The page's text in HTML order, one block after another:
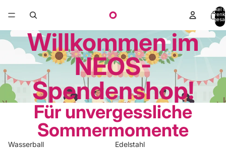
Artikel
Willkommen im
NEOS-
Spendenshop!
Für unvergessliche
Sommermomente
Wasserball
Edelstahl